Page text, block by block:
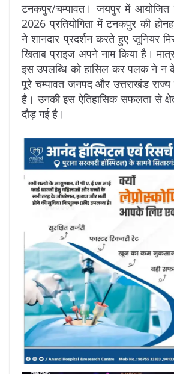
टनकपुर/चम्पावत। जयपुर में आयोजित
2026 प्रतियोगिता में टनकपुर की
ने शानदार प्रदर्शन करते हुए जूनियर
खिताब प्राइज अपने नाम किया है।
इस उपलब्धि को हासिल कर पलक ने न
पूरे चम्पावत जनपद और उत्तराखंड राज्य
है। उनकी इस ऐतिहासिक सफलता से
दौड़ गई है।